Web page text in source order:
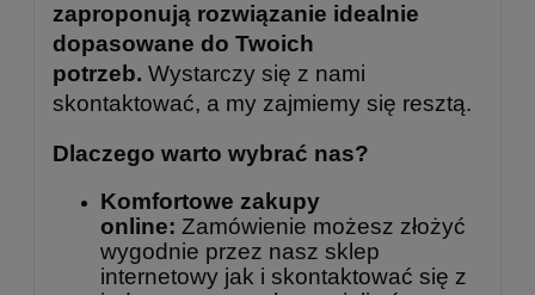
zaproponują rozwiązanie idealnie
dopasowane do Twoich
potrzeb. Wystarczy się z nami
skontaktować, a my zajmiemy się resztą.
Dlaczego warto wybrać nas?
Komfortowe zakupy
online: Zamówienie możesz złożyć
wygodnie przez nasz sklep
internetowy jak i skontaktować się z